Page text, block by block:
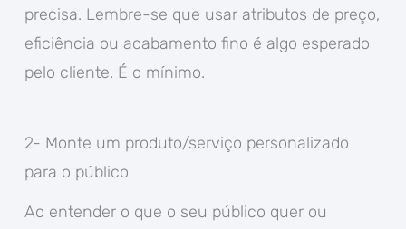
precisa. Lembre-se que usar atributos de preço,
eficiência ou acabamento fino é algo esperado
pelo cliente. É o mínimo.
2- Monte um produto/serviço personalizado
para o público
Ao entender o que o seu público quer ou